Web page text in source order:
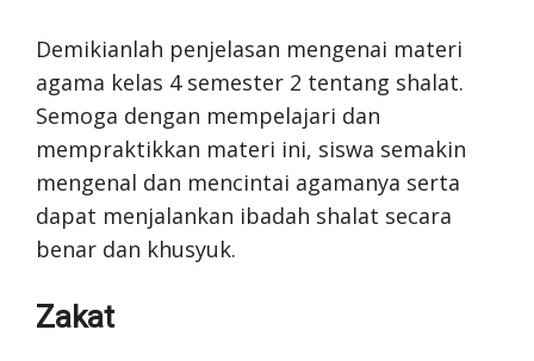
Demikianlah penjelasan mengenai materi
agama kelas 4 semester 2 tentang shalat.
Semoga dengan mempelajari dan
mempraktikkan materi ini, siswa semakin
mengenal dan mencintai agamanya serta
dapat menjalankan ibadah shalat secara
benar dan khusyuk.
Zakat